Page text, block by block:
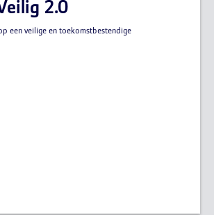
2.0
een veilige en toekomstbestendige